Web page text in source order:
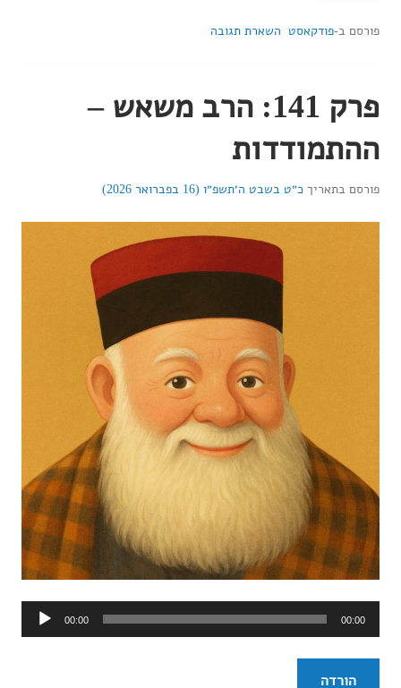
פורסם ב-פודקאסט השארת תגובה
פרק 141: הרב משאש –
ההתמודדות
פורסם בתאריך כ״ט בשבט ה׳תשפ״ו (16 בפברואר 2026)
אודיו
00:00 00:00
הורדה